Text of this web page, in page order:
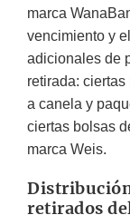
marca
vencimiento y
adicionales de
retirada:
a canela y
ciertas bolsas
marca Weis.
retirados